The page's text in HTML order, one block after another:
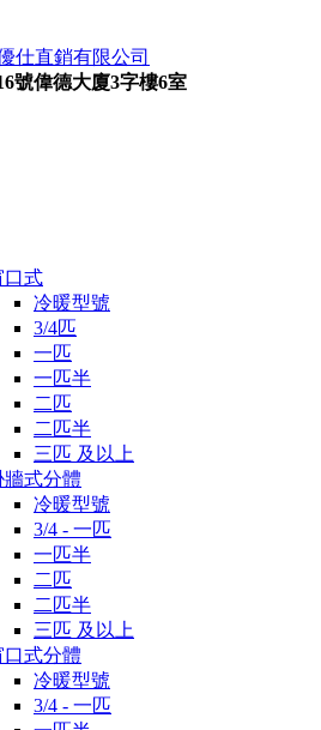
仕直銷有限公司
號偉德大廈3字樓6室
口式
冷暖型號
3/4匹
一匹
一匹半
二匹
二匹半
三匹 及以上
牆式分體
冷暖型號
3/4 - 一匹
一匹半
二匹
二匹半
三匹 及以上
口式分體
冷暖型號
3/4 - 一匹